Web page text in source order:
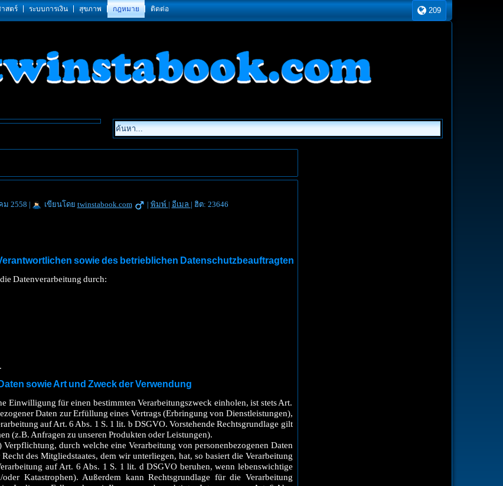
209
สตร์ ระบบการเงิน สุขภาพ กฎหมาย ติดต่อ
ม 2558 | เขียนโดย twinstabook.com | พิมพ์ | อีเมล | ฮิต: 23646
sowie des betrieblichen Datenschutzbeauftragten
Datenverarbeitung durch:
sowie Art und Zweck der Verwendung
Einwilligung für einen bestimmten Verarbeitungszweck einholen, ist stets Art.
Daten zur Erfüllung eines Vertrags (Erbringung von Dienstleistungen),
auf Art. 6 Abs. 1 S. 1 lit. b DSGVO. Vorstehende Rechtsgrundlage gilt
(z.B. Anfragen zu unseren Produkten oder Leistungen).
durch welche eine Verarbeitung von personenbezogenen Daten
des Mitgliedstaates, dem wir unterliegen, hat, so basiert die Verarbeitung
auf Art. 6 Abs. 1 S. 1 lit. d DSGVO beruhen, wenn lebenswichtige
Katastrophen). Außerdem kann Rechtsgrundlage für die Verarbeitung